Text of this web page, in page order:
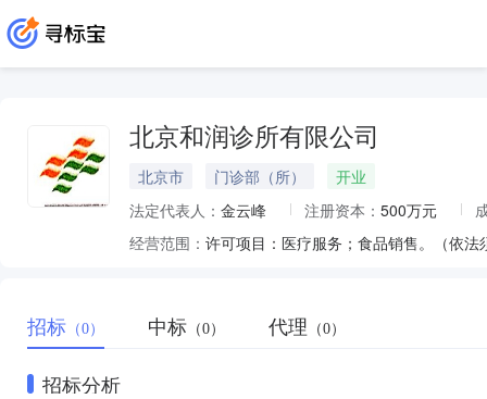
北京和润诊所有限公司
北京市 门诊部（所）
开业
法定代表人： 金云峰 注册资本： 500万元
经营范围：
招标 （0） 中标 （0） 代理 （0）
招标分析